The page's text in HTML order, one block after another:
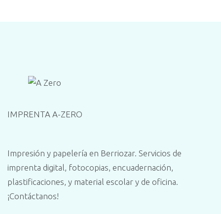
IMPRENTA A-ZERO
Impresión y papelería en Berriozar. Servicios de
imprenta digital, fotocopias, encuadernación,
plastificaciones, y material escolar y de oficina.
¡Contáctanos!